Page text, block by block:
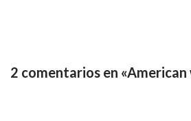
2 comentarios en